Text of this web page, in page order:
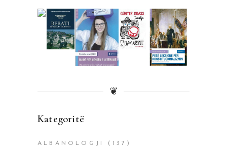
❦
Kategoritë
ALBANOLOGJI (137)